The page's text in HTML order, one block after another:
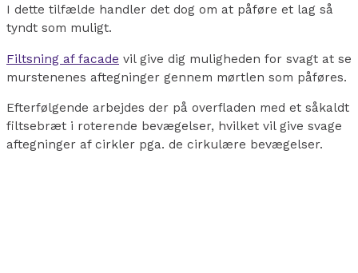
I dette tilfælde handler det dog om at påføre et lag så
tyndt som muligt.
Filtsning af facade vil give dig muligheden for svagt at se
murstenenes aftegninger gennem mørtlen som påføres.
Efterfølgende arbejdes der på overfladen med et såkaldt
filtsebræt i roterende bevægelser, hvilket vil give svage
aftegninger af cirkler pga. de cirkulære bevægelser.